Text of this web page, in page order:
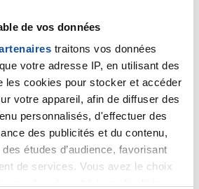
de vos données
traitons vos données
votre adresse IP, en utilisant des
les cookies pour stocker et accéder
votre appareil, afin de diffuser des
personnalisés, d'effectuer des
des publicités et du contenu,
études d’audience, favorisant
de services. Vous avez le choix
Je vous adresse mes plus
Vous avez toujours été
et avez respecté ses
vous êtes resté présent jusqu'à
qui lui a permis de partir pour
toute sérénité.
qui peut rendre service à
Bon courage pour les jours à
jamais que votre amour et
accompagné jusqu'à son dernier